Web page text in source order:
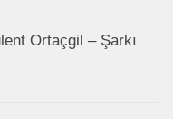
Ortaçgil – Şarkı